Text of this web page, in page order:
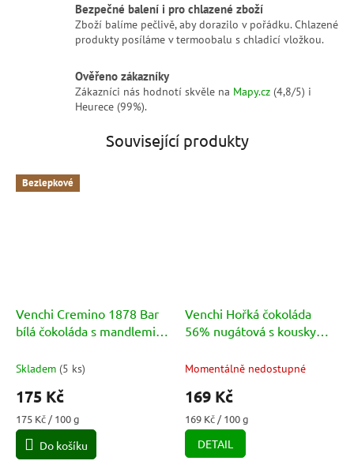
Bezpečné balení i pro chlazené zboží
Zboží balíme pečlivě, aby dorazilo v pořádku. Chlazené
produkty posíláme v termoobalu s chladicí vložkou.
Ověřeno zákazníky
Zákazníci nás hodnotí skvěle na Mapy.cz (4,8/5) i
Heurece (99%).
Související produkty
Bezlepkové
Venchi Cremino 1878 Bar
bílá čokoláda s mandlemi
100g
Skladem (5 ks)
175 Kč
Měrná
cena:
175 Kč / 100 g
Do košíku
Venchi Hořká čokoláda
56% nugátová s kousky
100g
Momentálně nedostupné
169 Kč
Měrná
cena:
169 Kč / 100 g
DETAIL